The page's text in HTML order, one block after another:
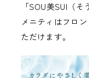
「SOU美SUI（
メニティはフロ
ただけます。